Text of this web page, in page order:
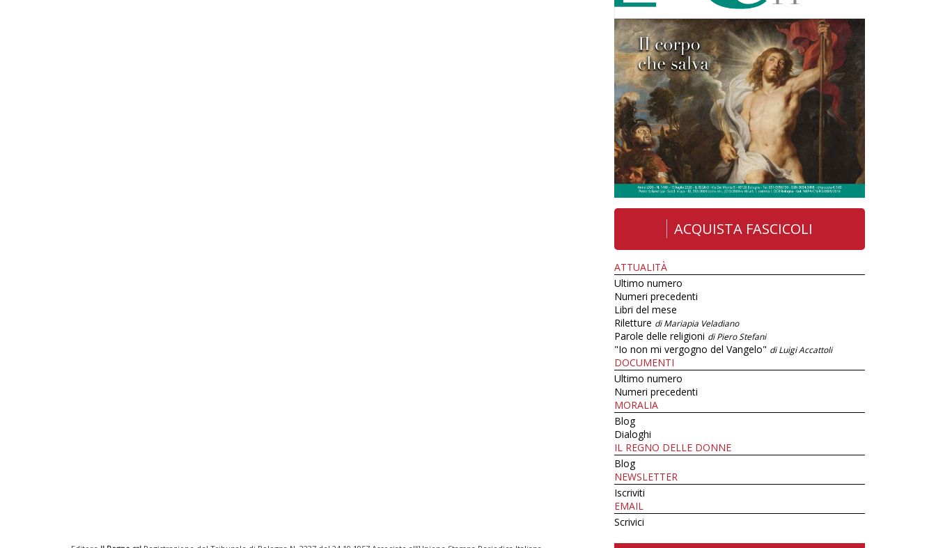
ACQUISTA FASCICOLI
ATTUALITÀ
Ultimo numero
Numeri precedenti
Libri del mese
Riletture di Mariapia Veladiano
Parole delle religioni di Piero Stefani
"Io non mi vergogno del Vangelo" di Luigi Accattoli
DOCUMENTI
Ultimo numero
Numeri precedenti
MORALIA
Blog
Dialoghi
IL REGNO DELLE DONNE
Blog
NEWSLETTER
Iscriviti
EMAIL
Scrivici